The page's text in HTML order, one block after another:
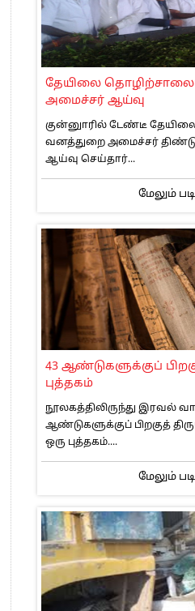
தேயிலை
அமைச்சர் ஆய்வு
குன்னுாரில் டேண்டீ
வனத்துறை அமைச்சர்
ஆய்வு செய்தார்...
மேலும்
43 ஆண்டுகளுக்குப்
புத்தகம்
நூலகத்திலிருந்து இரவல்
ஆண்டுகளுக்குப் பிறகுத்
ஒரு புத்தகம்....
மேலும்